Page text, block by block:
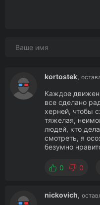
kortostek,
Каждое
все сделано
херней, чтобы
тяжелая,
людей, кто
смотреть, я
безумно
0 0
nickovich,